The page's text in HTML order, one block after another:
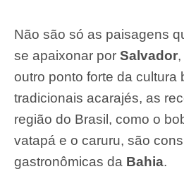
Não são só as paisagens
se apaixonar por Salvador
outro ponto forte da cultura
tradicionais acarajés, as
região do Brasil, como o
vatapá e o caruru, são
gastronômicas da Bahia.